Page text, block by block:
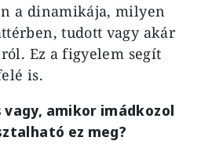
a dinamikája, milyen
tudott vagy akár
Ez a figyelem segít
is.
vagy, amikor imádkozol
ez meg?